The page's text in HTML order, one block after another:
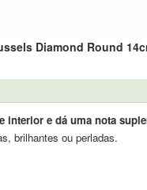
Diamond Round
e dá uma nota
brilhantes ou perladas.